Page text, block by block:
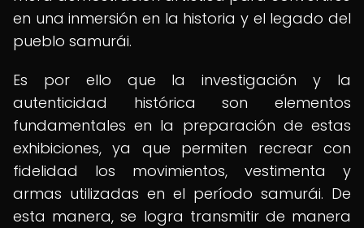
en una inmersión en la historia y el legado del
pueblo samurái.
Es por ello que la investigación y la
autenticidad histórica son elementos
fundamentales en la preparación de estas
exhibiciones, ya que permiten recrear con
fidelidad los movimientos, vestimenta y
armas utilizadas en el período samurái. De
esta manera, se logra transmitir de manera